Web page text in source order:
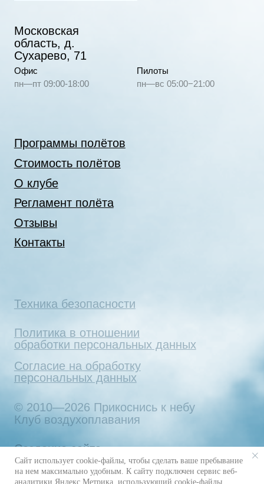
Сайт использует cookie-файлы, чтобы сделать ваше пребывание
на нем максимально удобным. К cайту подключен сервис веб-
аналитики Яндекс.Метрика, использующий cookie-файлы.